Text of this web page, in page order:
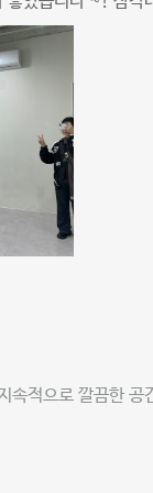
속적으로 깔끔한 공